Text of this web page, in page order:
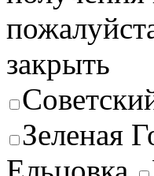
закрыть
Зеленая